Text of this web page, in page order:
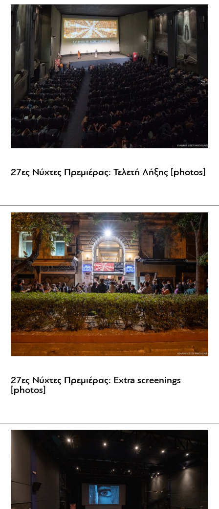
27ες Νύχτες Πρεμιέρας: Τελετή Λήξης [photos]
27ες Νύχτες Πρεμιέρας: Extra screenings
[photos]